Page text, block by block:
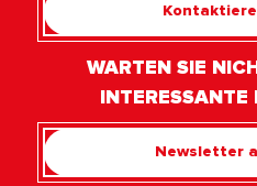
WARTEN SIE
Newsletter